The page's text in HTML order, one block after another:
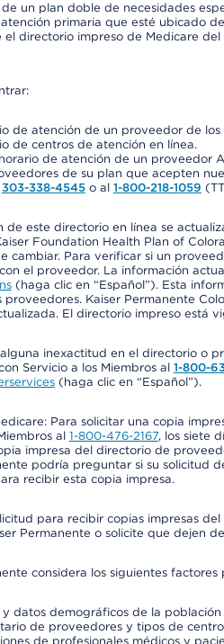
un plan doble de necesidades
primaria que esté ubicado
el directorio impreso de Medicare
de atención de un proveedor de
de centros de atención en línea.
de atención de un proveedor
de su plan que acepten
303-338-4545o al 1-800-218-1059
de este directorio en línea se
Foundation Health Plan of
cambiar. Para verificar si un
el proveedor. La información
(haga clic en “Español”). Esta
proveedores. Kaiser Permanente
El directorio impreso está
inexactitud en el directorio o
Servicio a los Miembros al 1-800-
(haga clic en “Español”).
Para solicitar una copia
al 1-800-476-2167, los siete
impresa del directorio de
podría preguntar si su solicitud
recibir esta copia impresa.
para recibir copias impresas
Permanente o solicite que dejen
considera los siguientes
y datos demográficos de la
de proveedores y tipos de
de profesionales médicos y